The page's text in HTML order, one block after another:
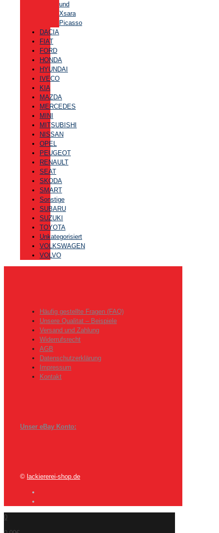
und
Xsara
Picasso
DACIA
FIAT
FORD
HONDA
HYUNDAI
IVECO
KIA
MAZDA
MERCEDES
MINI
MITSUBISHI
NISSAN
OPEL
PEUGEOT
RENAULT
SEAT
SKODA
SMART
Sonstige
SUBARU
SUZUKI
TOYOTA
Unkategorisiert
VOLKSWAGEN
VOLVO
Häufig gestellte Fragen (FAQ)
Unsere Qualitat – Beispiele
Versand und Zahlung
Widerrufsrecht
AGB
Datenschutzerklärung
Impressum
Kontakt
Unser eBay Konto:
© lackiererei-shop.de
0